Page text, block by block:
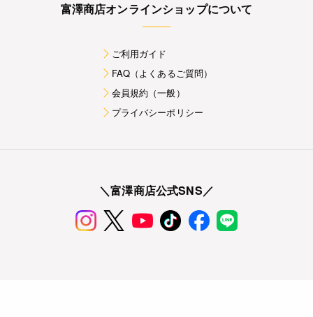
富澤商店オンラインショップについて
ご利用ガイド
FAQ（よくあるご質問）
会員規約（一般）
プライバシーポリシー
＼富澤商店公式SNS／